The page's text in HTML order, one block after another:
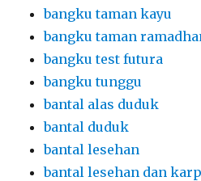
bangku taman kayu
bangku taman
bangku test futura
bangku tunggu
bantal alas duduk
bantal duduk
bantal lesehan
bantal lesehan dan